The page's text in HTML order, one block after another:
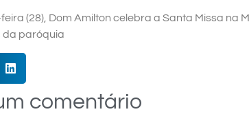
(28), Dom Amilton celebra a Santa Missa na
da paróquia
comentário